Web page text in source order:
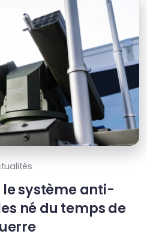
le système anti-
né du temps de